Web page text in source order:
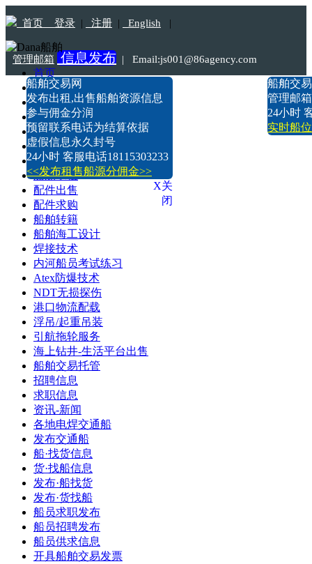
首页 登录 | 注册 | English |
管理邮箱 信息发布 | Email:js001@86agency.com
Tel:18115303233
首页
船舶转港·过户
船舶坞检·坞修·油漆
船价估算
船舶出售
船舶求购
船舶出租
船舶求租
配件出售
配件求购
船舶转籍
船舶海工设计
焊接技术
内河船员考试练习
Atex防爆技术
NDT无损探伤
港口物流配载
浮吊/起重吊装
引航拖轮服务
海上钻井-生活平台出售
船舶交易托管
招聘信息
求职信息
资讯-新闻
各地电焊交通船
发布交通船
船·找货信息
货·找船信息
发布·船找货
发布·货找船
船员求职发布
船员招聘发布
船员供求信息
开具船舶交易发票
船舶交易网
发布出租,出售船舶资源信息
参与佣金分润
预留联系电话为结算依据
虚假信息永久封号
24小时 客服电话18115303233
<<发布租售船源分佣金>>
X关
闭
船舶交
管理邮箱
24小时
实时船